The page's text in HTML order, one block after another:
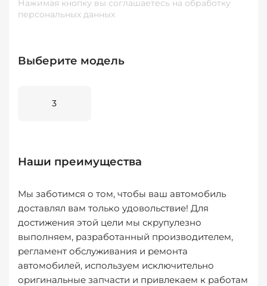
Нажимая кнопку вы соглашаетесь на обработку
персональных данных
Выберите модель
3
Наши преимущества
Мы заботимся о том, чтобы ваш автомобиль
доставлял вам только удовольствие! Для
достижения этой цели мы скрупулезно
выполняем, разработанный производителем,
регламент обслуживания и ремонта
автомобилей, используем исключительно
оригинальные запчасти и привлекаем к работам